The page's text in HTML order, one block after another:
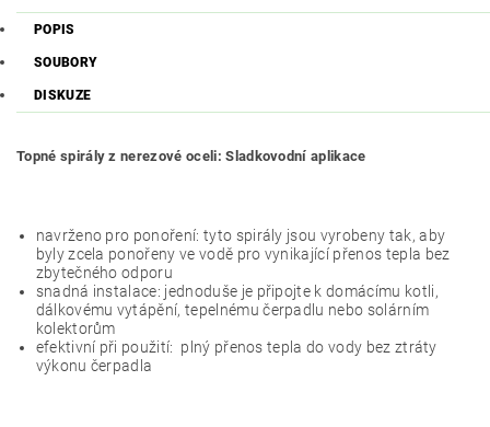
POPIS
SOUBORY
DISKUZE
Topné spirály z nerezové oceli: Sladkovodní aplikace
navrženo pro ponoření: tyto spirály jsou vyrobeny tak, aby
byly zcela ponořeny ve vodě pro vynikající přenos tepla bez
zbytečného odporu
snadná instalace: jednoduše je připojte k domácímu kotli,
dálkovému vytápění, tepelnému čerpadlu nebo solárním
kolektorům
efektivní při použití: plný přenos tepla do vody bez ztráty
výkonu čerpadla